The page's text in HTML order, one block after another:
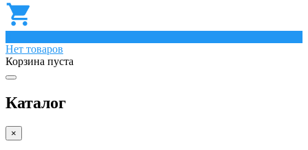
Нет товаров
Корзина пуста
Каталог
×